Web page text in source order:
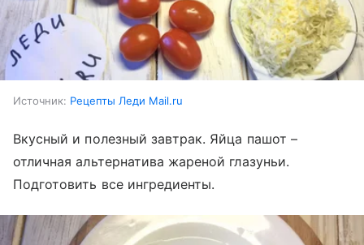
Источник: Рецепты Леди Mail.ru
Вкусный и полезный завтрак. Яйца пашот –
отличная альтернатива жареной глазуньи.
Подготовить все ингредиенты.